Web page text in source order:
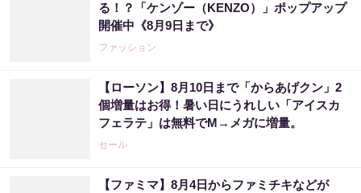
る！？「ケンゾー（KENZO）」ポップアップ
開催中《8月9日まで》
ファッション
【ローソン】8月10日まで「からあげクン」2
個増量はお得！暑い日にうれしい「アイスカ
フェラテ」は無料でM→メガに増量。
セール
【ファミマ】8月4日からファミチキなどが